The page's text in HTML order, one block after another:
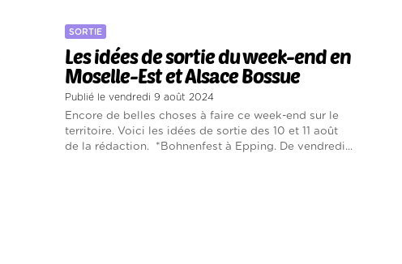
SORTIE
Les idées de sortie du week-end en
Moselle-Est et Alsace Bossue
Publié le vendredi 9 août 2024
Encore de belles choses à faire ce week-end sur le
territoire. Voici les idées de sortie des 10 et 11 août
de la rédaction. *Bohnenfest à Epping. De vendredi...